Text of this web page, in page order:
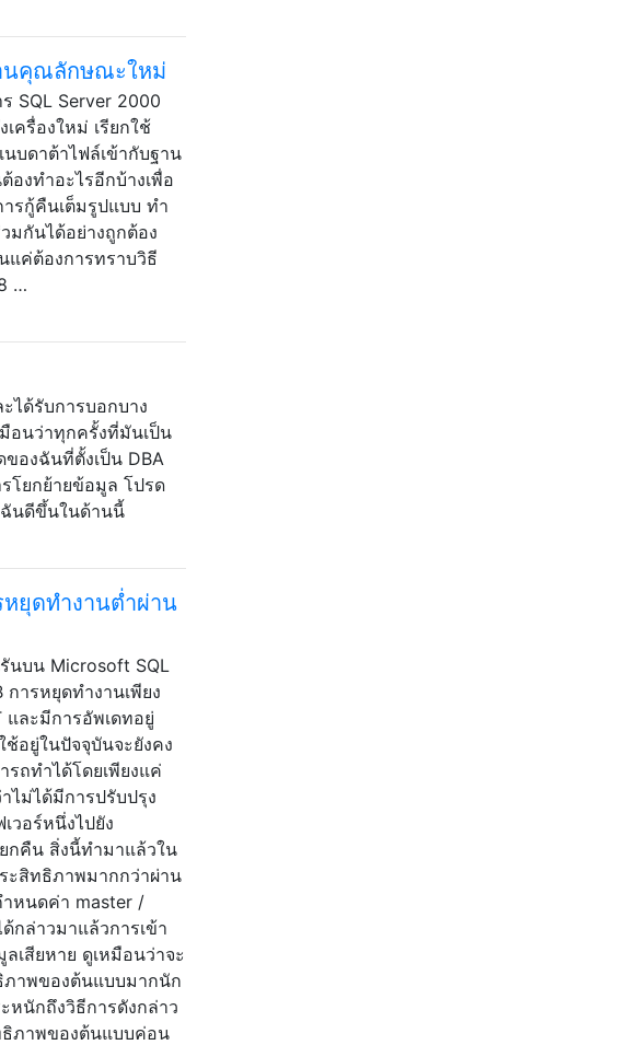
นคุณลักษณะใหม่
SQL Server 2000
ครื่องใหม่ เรียกใช้
บดาต้าไฟล์เข้ากับฐาน
งทำอะไรอีกบ้างเพื่อ
รกู้คืนเต็มรูปแบบ ทำ
มกันได้อย่างถูกต้อง
แค่ต้องการทราบวิธี
…
ได้รับการบอกบาง
อนว่าทุกครั้งที่มันเป็น
องฉันที่ตั้งเป็น DBA
โยกย้ายข้อมูล โปรด
ฉันดีขึ้นในด้านนี้
ยุดทำงานต่ำผ่าน
นบน Microsoft SQL
ารหยุดทำงานเพียง
และมีการอัพเดทอยู่
อยู่ในปัจจุบันจะยังคง
ถทำได้โดยเพียงแค่
ไม่ได้มีการปรับปรุง
วอร์หนึ่งไปยัง
กคืน สิ่งนี้ทำมาแล้วใน
ะสิทธิภาพมากกว่าผ่าน
ำหนดค่า master /
กล่าวมาแล้วการเข้า
เสียหาย ดูเหมือนว่าจะ
ภาพของต้นแบบมากนัก
หนักถึงวิธีการดังกล่าว
ธิภาพของต้นแบบค่อน